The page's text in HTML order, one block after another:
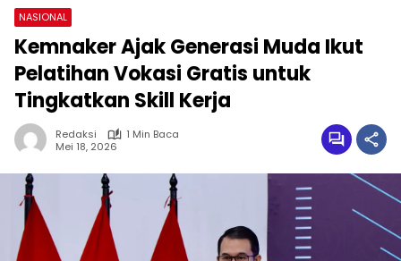
NASIONAL
Kemnaker Ajak Generasi Muda Ikut
Pelatihan Vokasi Gratis untuk
Tingkatkan Skill Kerja
Redaksi
1 Min Baca
Mei 18, 2026